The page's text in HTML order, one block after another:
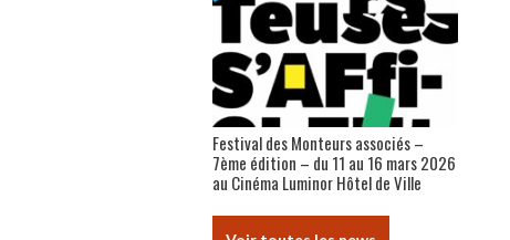
Festival des Monteurs associés –
7ème édition – du 11 au 16 mars 2026
au Cinéma Luminor Hôtel de Ville